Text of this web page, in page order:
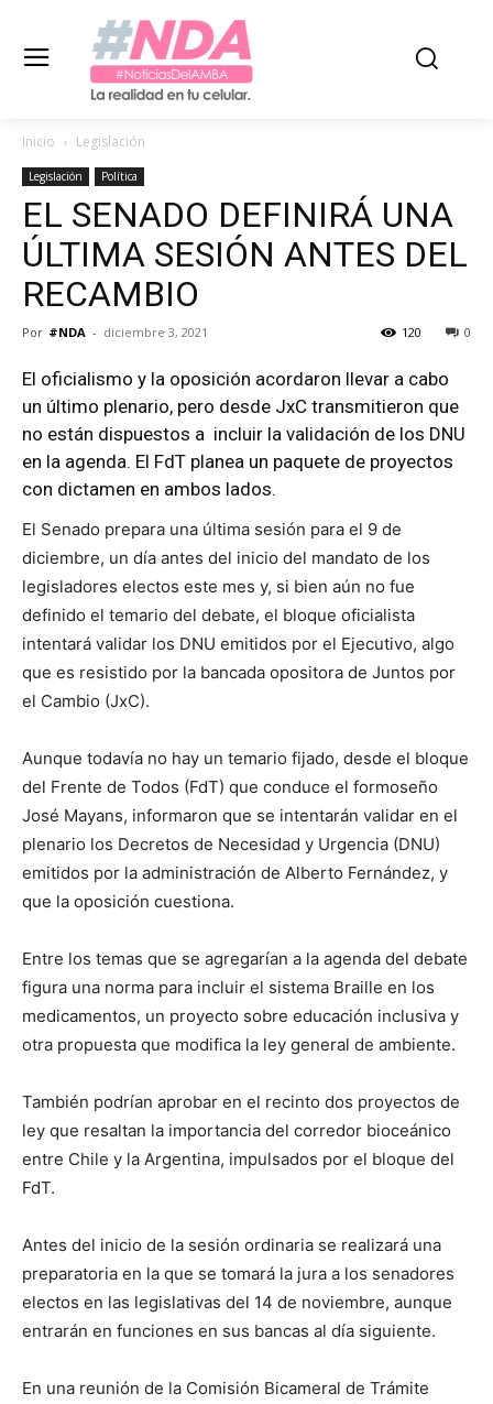
Inicio Legislación
Legislación Política
EL SENADO DEFINIRÁ UNA
ÚLTIMA SESIÓN ANTES DEL
RECAMBIO
Por #NDA - diciembre 3, 2021 0
120
El oficialismo y la oposición acordaron llevar a cabo
un último plenario, pero desde JxC transmitieron que
no están dispuestos a incluir la validación de los DNU
en la agenda. El FdT planea un paquete de proyectos
con dictamen en ambos lados.
El Senado prepara una última sesión para el 9 de
diciembre, un día antes del inicio del mandato de los
legisladores electos este mes y, si bien aún no fue
definido el temario del debate, el bloque oficialista
intentará validar los DNU emitidos por el Ejecutivo, algo
que es resistido por la bancada opositora de Juntos por
el Cambio (JxC).
Aunque todavía no hay un temario fijado, desde el bloque
del Frente de Todos (FdT) que conduce el formoseño
José Mayans, informaron que se intentarán validar en el
plenario los Decretos de Necesidad y Urgencia (DNU)
emitidos por la administración de Alberto Fernández, y
que la oposición cuestiona.
Entre los temas que se agregarían a la agenda del debate
figura una norma para incluir el sistema Braille en los
medicamentos, un proyecto sobre educación inclusiva y
otra propuesta que modifica la ley general de ambiente.
También podrían aprobar en el recinto dos proyectos de
ley que resaltan la importancia del corredor bioceánico
entre Chile y la Argentina, impulsados por el bloque del
FdT.
Antes del inicio de la sesión ordinaria se realizará una
preparatoria en la que se tomará la jura a los senadores
electos en las legislativas del 14 de noviembre, aunque
entrarán en funciones en sus bancas al día siguiente.
En una reunión de la Comisión Bicameral de Trámite